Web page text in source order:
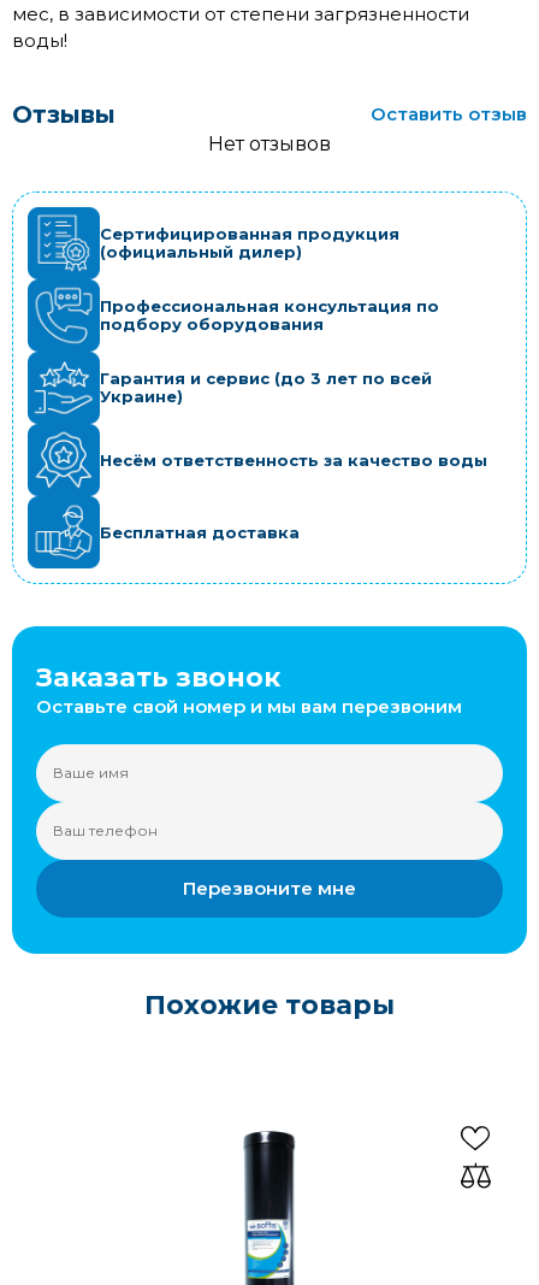
мес, в зависимости от степени загрязненности
воды!
Отзывы
Оставить отзыв
Нет отзывов
Сертифицированная продукция
(официальный дилер)
Профессиональная консультация по
подбору оборудования
Гарантия и сервис (до 3 лет по всей
Украине)
Несём ответственность за качество воды
Бесплатная доставка
Заказать звонок
Оставьте свой номер и мы вам перезвоним
Перезвоните мне
Похожие товары